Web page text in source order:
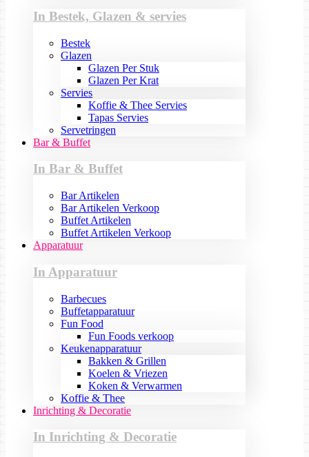
In Bestek, Glazen & servies
Bestek
Glazen
Glazen Per Stuk
Glazen Per Krat
Servies
Koffie & Thee Servies
Tapas Servies
Servetringen
Bar & Buffet
In Bar & Buffet
Bar Artikelen
Bar Artikelen Verkoop
Buffet Artikelen
Buffet Artikelen Verkoop
Apparatuur
In Apparatuur
Barbecues
Buffetapparatuur
Fun Food
Fun Foods verkoop
Keukenapparatuur
Bakken & Grillen
Koelen & Vriezen
Koken & Verwarmen
Koffie & Thee
Inrichting & Decoratie
In Inrichting & Decoratie